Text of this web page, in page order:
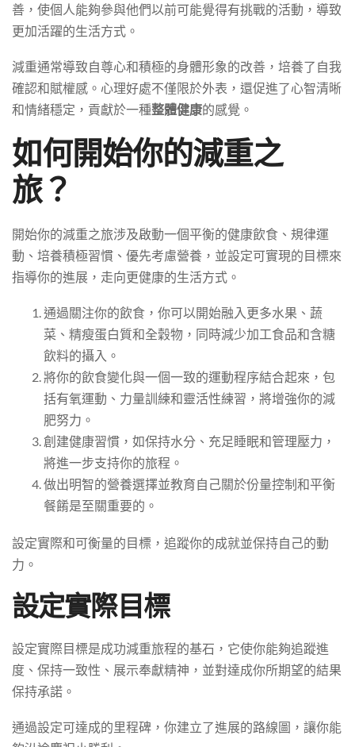
善，使個人能夠參與他們以前可能覺得有挑戰的活動，導致
更加活躍的生活方式。
減重通常導致自尊心和積極的身體形象的改善，培養了自我
確認和賦權感。心理好處不僅限於外表，還促進了心智清晰
和情緒穩定，貢獻於一種整體健康的感覺。
如何開始你的減重之
旅？
開始你的減重之旅涉及啟動一個平衡的健康飲食、規律運
動、培養積極習慣、優先考慮營養，並設定可實現的目標來
指導你的進展，走向更健康的生活方式。
通過關注你的飲食，你可以開始融入更多水果、蔬
菜、精瘦蛋白質和全穀物，同時減少加工食品和含糖
飲料的攝入。
將你的飲食變化與一個一致的運動程序結合起來，包
括有氧運動、力量訓練和靈活性練習，將增強你的減
肥努力。
創建健康習慣，如保持水分、充足睡眠和管理壓力，
將進一步支持你的旅程。
做出明智的營養選擇並教育自己關於份量控制和平衡
餐餚是至關重要的。
設定實際和可衡量的目標，追蹤你的成就並保持自己的動
力。
設定實際目標
設定實際目標是成功減重旅程的基石，它使你能夠追蹤進
度、保持一致性、展示奉獻精神，並對達成你所期望的結果
保持承諾。
通過設定可達成的里程碑，你建立了進展的路線圖，讓你能